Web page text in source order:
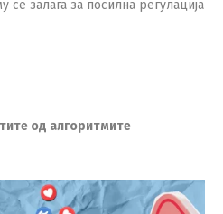
се залага за посилна регулација
од алгоритмите